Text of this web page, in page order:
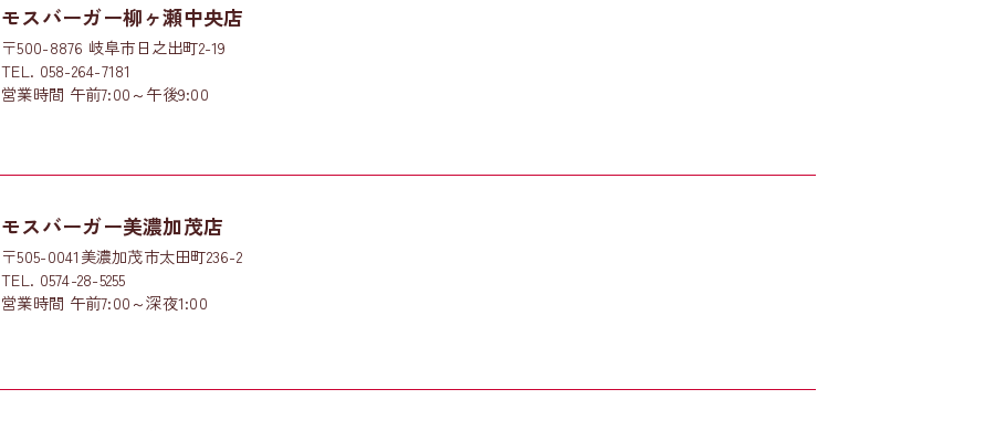
モスバーガー柳ヶ瀬中央店
〒500-8876 岐阜市日之出町2-19
TEL. 058-264-7181
営業時間 午前7:00～午後9:00
モスバーガー美濃加茂店
〒505-0041美濃加茂市太田町236-2
TEL. 0574-28-5255
営業時間 午前7:00～深夜1:00